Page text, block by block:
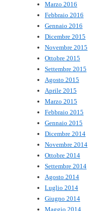
Marzo 2016
Febbraio 2016
Gennaio 2016
Dicembre 2015
Novembre 2015
Ottobre 2015
Settembre 2015
Agosto 2015
Aprile 2015
Marzo 2015
Febbraio 2015
Gennaio 2015
Dicembre 2014
Novembre 2014
Ottobre 2014
Settembre 2014
Agosto 2014
Luglio 2014
Giugno 2014
Maggio 2014